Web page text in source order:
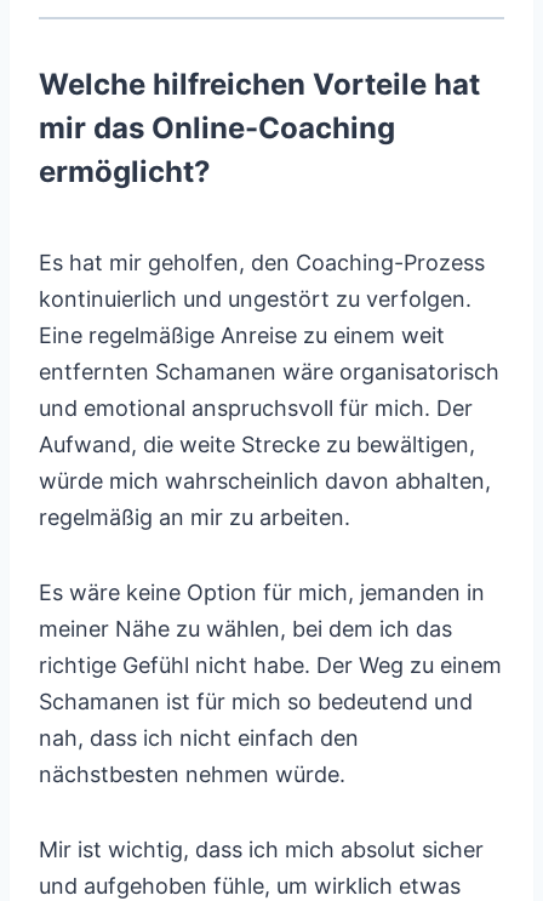
Welche hilfreichen Vorteile hat
mir das Online-Coaching
ermöglicht?
Es hat mir geholfen, den Coaching-Prozess
kontinuierlich und ungestört zu verfolgen.
Eine regelmäßige Anreise zu einem weit
entfernten Schamanen wäre organisatorisch
und emotional anspruchsvoll für mich. Der
Aufwand, die weite Strecke zu bewältigen,
würde mich wahrscheinlich davon abhalten,
regelmäßig an mir zu arbeiten.
Es wäre keine Option für mich, jemanden in
meiner Nähe zu wählen, bei dem ich das
richtige Gefühl nicht habe. Der Weg zu einem
Schamanen ist für mich so bedeutend und
nah, dass ich nicht einfach den
nächstbesten nehmen würde.
Mir ist wichtig, dass ich mich absolut sicher
und aufgehoben fühle, um wirklich etwas